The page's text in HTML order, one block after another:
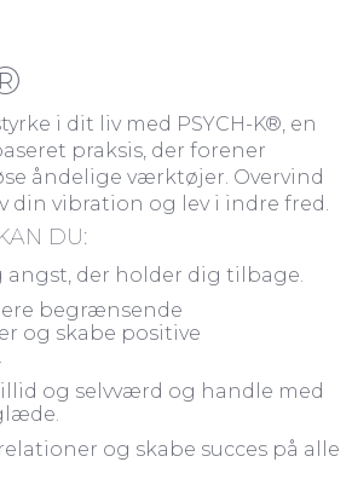
i dit liv med PSYCH-K®, en
praksis, der forener
åndelige værktøjer. Overvind
din vibration og lev i indre fred.
DU:
angst, der holder dig tilbage.
begrænsende
og skabe positive
og selvværd og handle med
og skabe succes på alle